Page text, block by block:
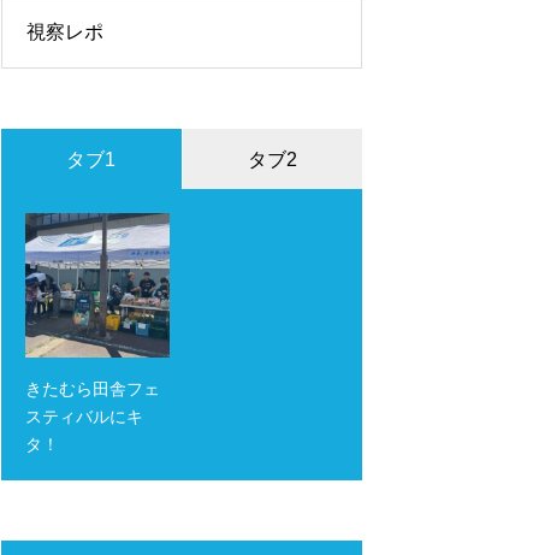
視察レポ
タブ1 タブ2
きたむら田舎フェ
スティバルにキ
タ！